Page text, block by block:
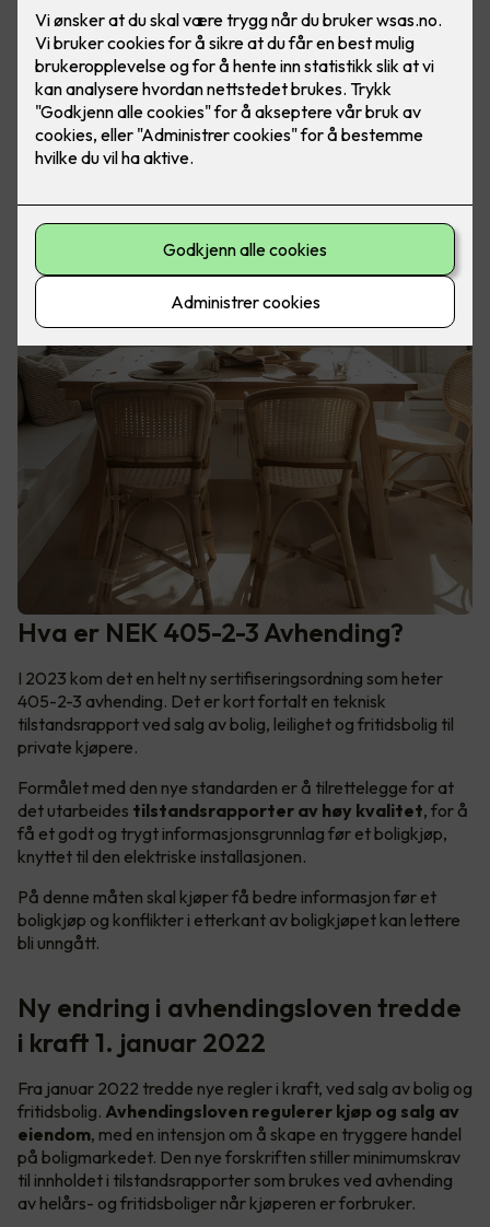
Hva er NEK 405-2-3 Avhending?
I 2023 kom det en helt ny sertifiseringsordning som heter
405-2-3 avhending. Det er kort fortalt en teknisk
tilstandsrapport ved salg av bolig, leilighet og fritidsbolig til
private kjøpere.
Formålet med den nye standarden er å tilrettelegge for at
det utarbeides tilstandsrapporter av høy kvalitet, for å
få et godt og trygt informasjonsgrunnlag før et boligkjøp,
knyttet til den elektriske installasjonen.
På denne måten skal kjøper få bedre informasjon før et
boligkjøp og konflikter i etterkant av boligkjøpet kan lettere
bli unngått.
Ny endring i avhendingsloven tredde
i kraft 1. januar 2022
Fra januar 2022 tredde nye regler i kraft, ved salg av bolig og
fritidsbolig. Avhendingsloven regulerer kjøp og salg av
eiendom, med en intensjon om å skape en tryggere handel
på boligmarkedet. Den nye forskriften stiller minimumskrav
til innholdet i tilstandsrapporter som brukes ved avhending
av helårs- og fritidsboliger når kjøperen er forbruker.